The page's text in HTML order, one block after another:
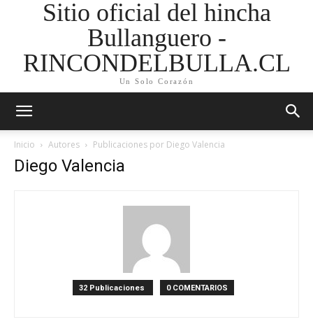
Sitio oficial del hincha
Bullanguero -
RINCONDELBULLA.CL
Un Solo Corazón
Inicio Autores Publicaciones por Diego Valencia
Diego Valencia
32 Publicaciones 0 COMENTARIOS